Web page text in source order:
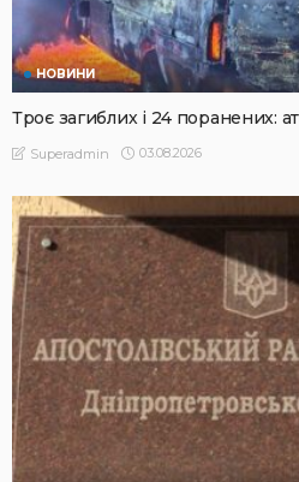
НОВИНИ
Троє загиблих і 24 поранених:
Superadmin 03.08.2026